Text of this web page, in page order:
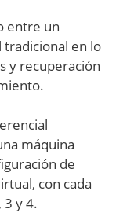
entre un
en lo
y recuperación
máquina
de
con cada
3 y 4.